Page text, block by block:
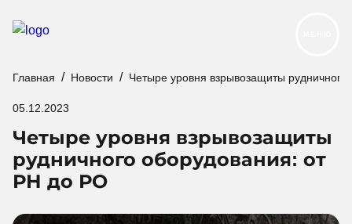
Продукция
Услуги и сервис
Главная Новости Четыре уровня взрывозащиты
05.12.2023
Четыре уровня взрывозащиты
рудничного оборудования: от
РН до РО